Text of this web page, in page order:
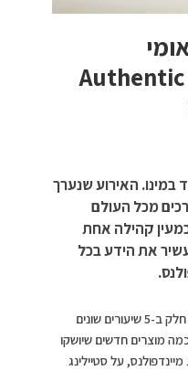
במינו. האירוע שנערך
מכל העולם
קהילה אחת
את הידע בכל
במסגרת האירוע, המשתתפים לקחו חלק ב-5 שיעורים שונים
מוצרים חדשים שיושקו
על סטיילינג